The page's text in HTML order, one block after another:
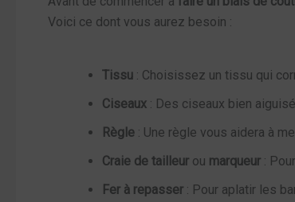
Voici ce dont vous aurez besoin :
Tissu : Choisissez un tissu qui
Ciseaux : Des ciseaux bien
Règle : Une règle vous aidera à
Craie de tailleur ou marqueur :
Fer à repasser : Pour aplatir les